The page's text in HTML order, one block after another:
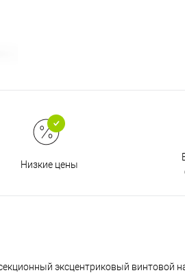
Низкие цены
эксцентриковый винтовой